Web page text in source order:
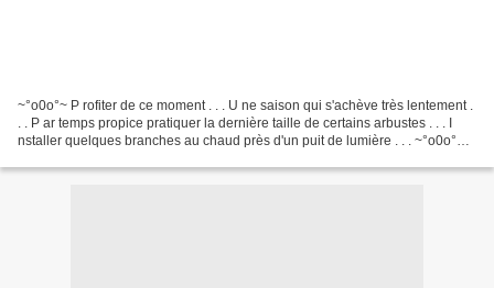
~°o0o°~ P rofiter de ce moment . . . U ne saison qui s'achève très lentement .
. . P ar temps propice pratiquer la dernière taille de certains arbustes . . . I
nstaller quelques branches au chaud près d'un puit de lumière . . . ~°o0o°~